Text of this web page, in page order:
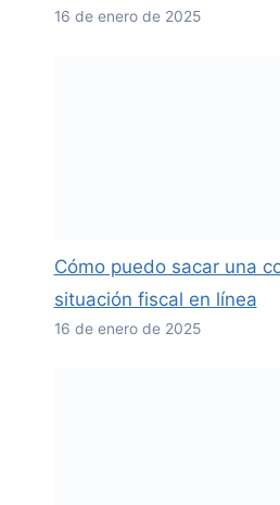
16 de enero de 2025
Cómo puedo sacar una
situación fiscal en línea
16 de enero de 2025